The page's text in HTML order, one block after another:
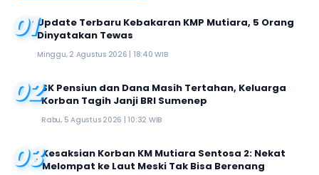
01Update Terbaru Kebakaran KMP Mutiara, 5 Orang
Dinyatakan Tewas
Minggu, 2 Agustus 2026 | 18:40 WIB
02SK Pensiun dan Dana Masih Tertahan, Keluarga
Korban Tagih Janji BRI Sumenep
Rabu, 5 Agustus 2026 | 10:32 WIB
03Kesaksian Korban KM Mutiara Sentosa 2: Nekat
Melompat ke Laut Meski Tak Bisa Berenang